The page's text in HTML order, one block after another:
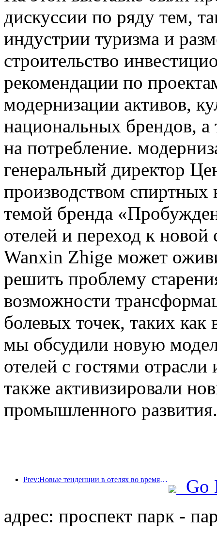
дискуссии по ряду тем,
индустрии туризма и
строительство
рекомендации по
модернизации активов,
национальных брендов,
на потребление.
генеральный директор
производством спиртных
темой бренда
отелей и переход к
Wanxin Zhige может
решить проблему
возможности
болевых точек, таких как
мы обсудили новую
отелей с гостями
также активизировали
промышленного развития.
Prev:Новые тенденции в отелях во время Национального дня 2024 года: люди, пережившие нулевые, носят ханьфу и останавливаются в «государственном гостевом доме», чтобы пить чай и изучать каллиграфию, чтобы продемонстрировать культурную уверенность.
Go
адрес: проспект парк -